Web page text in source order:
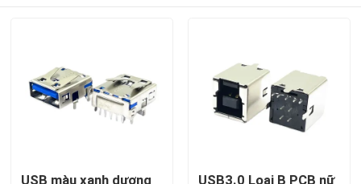
USB màu xanh dương
USB3.0 Loại B PCB nữ